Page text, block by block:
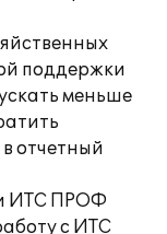
поддержки
меньше
отчетный
ИТС ПРОФ
с ИТС